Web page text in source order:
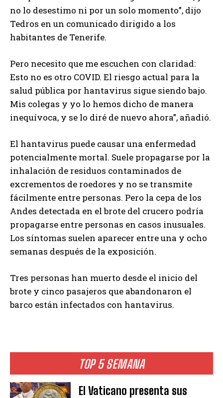
TOP 5 SEMANA
El Vaticano presenta sus
no lo desestimo ni por un solo momento”, dijo
Tedros en un comunicado dirigido a los
habitantes de Tenerife.
Pero necesito que me escuchen con claridad:
Esto no es otro COVID. El riesgo actual para la
salud pública por hantavirus sigue siendo bajo.
Mis colegas y yo lo hemos dicho de manera
inequívoca, y se lo diré de nuevo ahora”, añadió.
El hantavirus puede causar una enfermedad
potencialmente mortal. Suele propagarse por la
inhalación de residuos contaminados de
excrementos de roedores y no se transmite
fácilmente entre personas. Pero la cepa de los
Andes detectada en el brote del crucero podría
propagarse entre personas en casos inusuales.
Los síntomas suelen aparecer entre una y ocho
semanas después de la exposición.
Tres personas han muerto desde el inicio del
brote y cinco pasajeros que abandonaron el
barco están infectados con hantavirus.